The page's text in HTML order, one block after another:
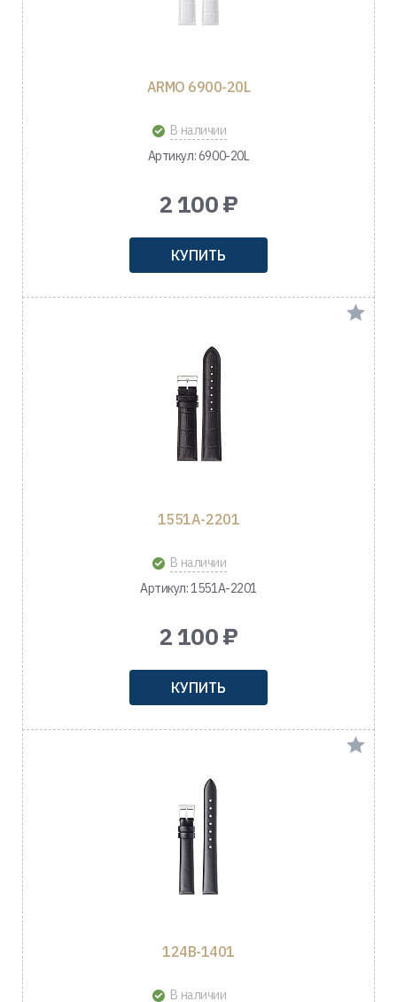
ARMO 6900-20L
В наличии
Артикул: 6900-20L
2 100 ₽
КУПИТЬ
1551A-2201
В наличии
Артикул: 1551A-2201
2 100 ₽
КУПИТЬ
124B-1401
В наличии